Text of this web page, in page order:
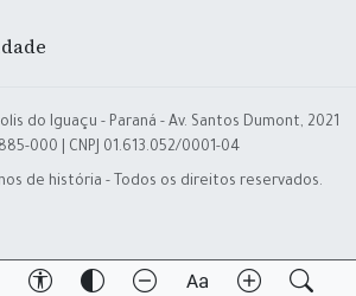
do Iguaçu - Paraná - Av. Santos Dumont, 2021
000 | CNPJ 01.613.052/0001-04
de história - Todos os direitos reservados.